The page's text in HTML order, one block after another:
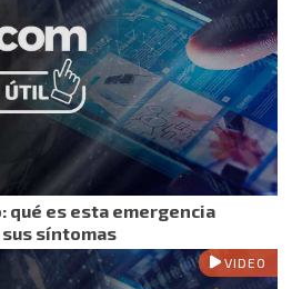
qué es esta emergencia
sus síntomas
VIDEO